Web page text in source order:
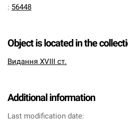
: 56448
Object is located in the
Видання XVIII ст.
Additional information
Last modification date: